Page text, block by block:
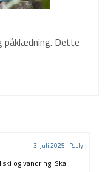
påklædning. Dette
3. juli 2025 | Reply
og vandring. Skal